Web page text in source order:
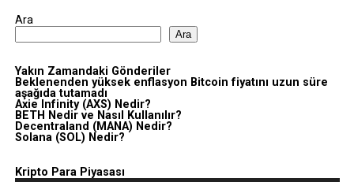
Ara
Ara
Yakın Zamandaki Gönderiler
Beklenenden yüksek enflasyon Bitcoin fiyatını uzun süre
aşağıda tutamadı
Axie Infinity (AXS) Nedir?
BETH Nedir ve Nasıl Kullanılır?
Decentraland (MANA) Nedir?
Solana (SOL) Nedir?
Kripto Para Piyasası